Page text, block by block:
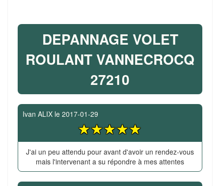
DEPANNAGE VOLET
ROULANT VANNECROCQ
27210
Ivan ALIX le 2017-01-29
J'ai un peu attendu pour avant d'avoir un rendez-vous
mais l'intervenant a su répondre à mes attentes